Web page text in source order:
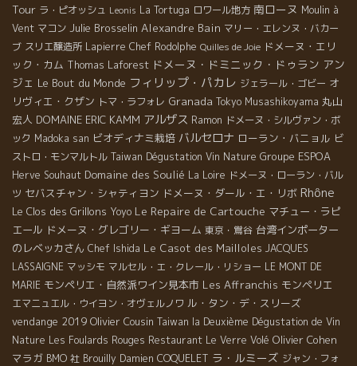
Tour ラ・ピオッシュ Leonis La Tortuga ロワール地方 南ローヌ Moulin à
Vent マコン Julie Brosselin Alexandre Bain マリー・エレンヌ・バカー
ブ スリエ醸造所 Lapierre Chef Rodolphe Quilles de Joie ドメーヌ・エリ
ック・カム Thomas Laforest ドメーヌ・ドミニック・ドゥラン アン
ジェ Le Bout du Monde フィリップ・パカレ ジェラール・ゴビー オ
リヴィエ・クザン トマ・ラフォレ Granada Tokyo Musashikoyama 丸山
宏人 DOMAINE ERIC KAMM アルザス Ramon ドメーヌ・シルヴァン・ボ
ック Madoka san ビオディナミ栽培 バルセロナ ローラン・バニョル ビ
ストロ・モンマルトル Taiwan Dégustation Vin Nature Groupe ESPOA
Herve Souhaut Domaine des Soulié La Loire ドメーヌ・ローラン・バル
ツ セバスチャン・シャティヨン ドメーヌ・ダール・エ・リボ Rhône
Le Clos des Grillons Yoyo Le Repaire de Cartouche マチュー・ラピ
エール ドメーヌ・グレゴリー・ギヨーム 東京・鴬谷 台湾インポーター
のレベッカさん Chef Ishida Le Casot des Mailloles JACQUES
LASSAIGNE マッシモ マルセル・エ・クレール・リショー LE MONT DE
MARIE モンペリエ・自然派ワイン見本市 Les Affranchis モンペリエ
エマニュエル・ウイヨン・オヴェルノワ ル・タン・デ・スリーズ
vendange 2019 Olivier Cousin Taiwan la Deuxième Dégustation de Vin
Nature Les Foulards Rouges Restaurant Le Verre Volé Olivier Cohen
マラガ BMO 社 Brouilly Damien COQUELET ラ・ルミーズ ジャン・フォ